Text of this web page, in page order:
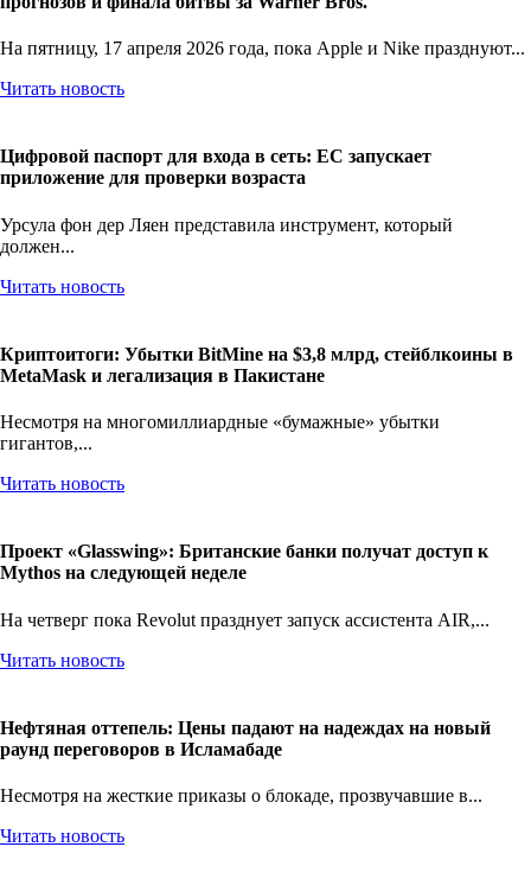
На пятницу, 17 апреля 2026 года, пока Apple и Nike празднуют...
Читать новость
Цифровой паспорт для входа в сеть: ЕС запускает
приложение для проверки возраста
Урсула фон дер Ляен представила инструмент, который
должен...
Читать новость
Криптоитоги: Убытки BitMine на $3,8 млрд, стейблкоины в
MetaMask и легализация в Пакистане
Несмотря на многомиллиардные «бумажные» убытки
гигантов,...
Читать новость
Проект «Glasswing»: Британские банки получат доступ к
Mythos на следующей неделе
На четверг пока Revolut празднует запуск ассистента AIR,...
Читать новость
Нефтяная оттепель: Цены падают на надеждах на новый
раунд переговоров в Исламабаде
Несмотря на жесткие приказы о блокаде, прозвучавшие в...
Читать новость